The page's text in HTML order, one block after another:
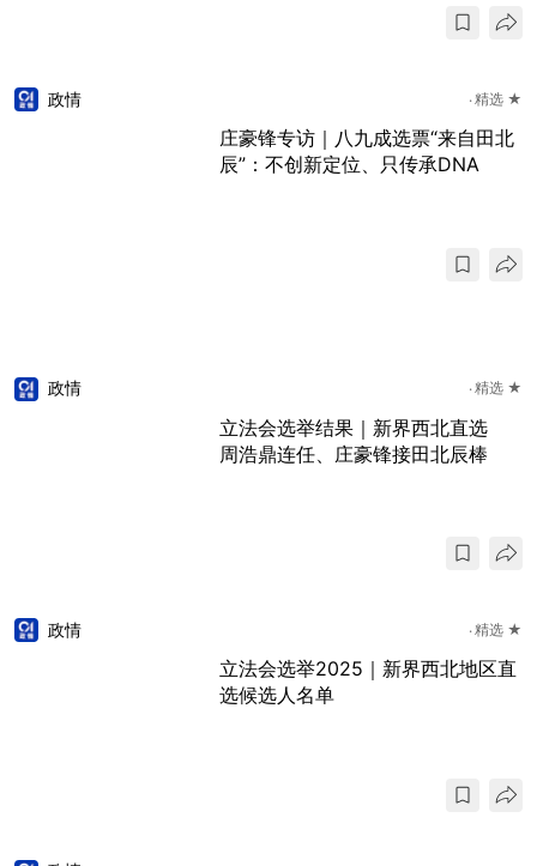
政情 精选 ★
庄豪锋专访｜八九成选票“来自田北
辰”：不创新定位、只传承DNA
政情 精选 ★
立法会选举结果｜新界西北直选
周浩鼎连任、庄豪锋接田北辰棒
政情 精选 ★
立法会选举2025｜新界西北地区直
选候选人名单